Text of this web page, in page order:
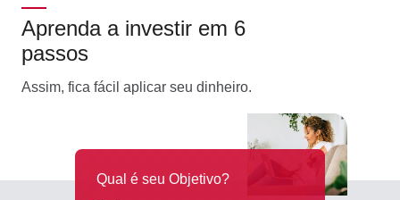
Aprenda a investir em 6
passos
Assim, fica fácil aplicar seu dinheiro.
Qual é seu Objetivo?